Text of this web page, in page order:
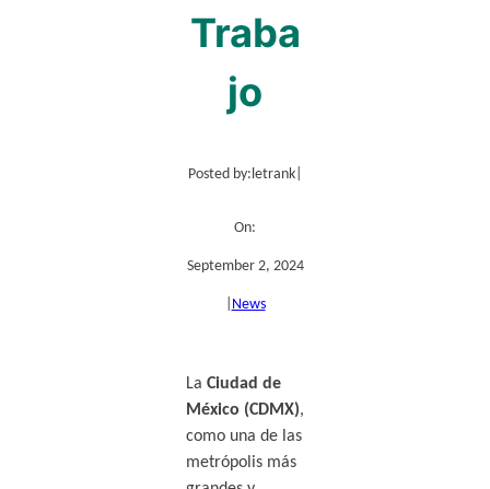
Traba
jo
Posted by: letrank
On:
September 2, 2024
News
La Ciudad de
México (CDMX),
como una de las
metrópolis más